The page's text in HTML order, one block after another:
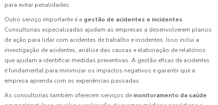
para evitar penalidades.
Outro serviço importante é a gestão de acidentes e incidentes.
Consultorias especializadas ajudam as empresas a desenvolverem planos
de ação para lidar com acidentes de trabalho e incidentes. Isso inclui a
investigação de acidentes, análise das causas e elaboração de relatórios
que ajudam a identificar medidas preventivas. A gestão eficaz de acidentes
é fundamental para minimizar os impactos negativos e garantir que a
empresa aprenda com as experiências passadas.
As consultorias também oferecem serviços de monitoramento da saúde